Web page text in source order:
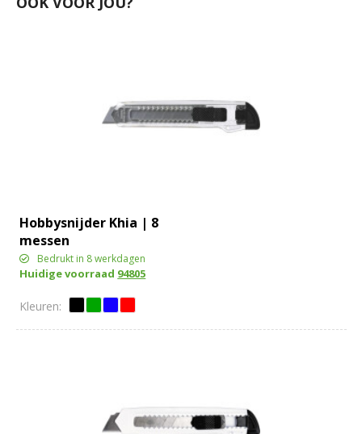
Hobbysnijder Khia | 8
messen
Bedrukt in 8 werkdagen
Huidige voorraad 94805